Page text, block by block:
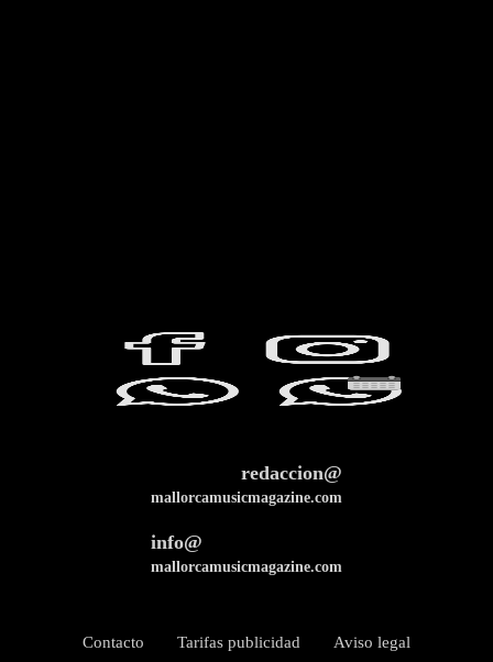
redaccion@
mallorcamusicmagazine.com
info@
mallorcamusicmagazine.com
Contacto Tarifas publicidad Aviso legal